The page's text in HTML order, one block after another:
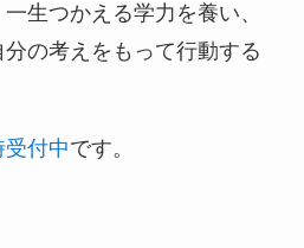
生つかえる学力を養い、
の考えをもって行動する
付中です。